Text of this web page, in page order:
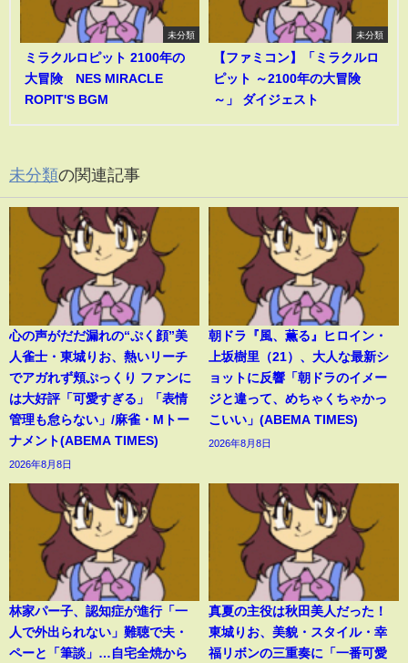
未分類
ミラクルロピット 2100年の
大冒険 NES MIRACLE
ROPIT'S BGM
未分類
【ファミコン】「ミラクルロ
ピット ～2100年の大冒険
～」 ダイジェスト
未分類の関連記事
心の声がだだ漏れの“ぷく顔”美
人雀士・東城りお、熱いリーチ
でアガれず頬ぷっくり ファンに
は大好評「可愛すぎる」「表情
管理も怠らない」/麻雀・Mトー
ナメント(ABEMA TIMES)
2026年8月8日
朝ドラ『風、薫る』ヒロイン・
上坂樹里（21）、大人な最新シ
ョットに反響「朝ドラのイメー
ジと違って、めちゃくちゃかっ
こいい」(ABEMA TIMES)
2026年8月8日
林家パー子、認知症が進行「一
人で外出られない」難聴で夫・
ペーと「筆談」…自宅全焼から
真夏の主役は秋田美人だった！
東城りお、美貌・スタイル・幸
福リボンの三重奏に「一番可愛